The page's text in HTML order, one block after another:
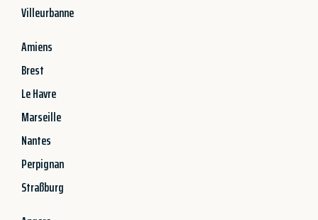
Villeurbanne
Amiens
Brest
Le Havre
Marseille
Nantes
Perpignan
Straßburg